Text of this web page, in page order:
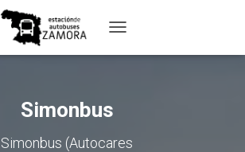
NAVIGATION
Simonbus
Simonbus (Autocares